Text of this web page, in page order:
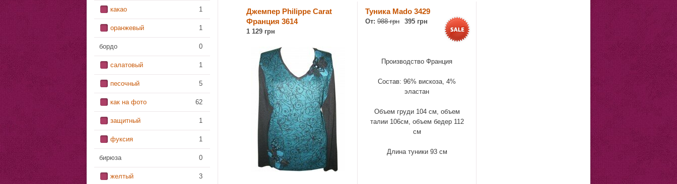
какао 1
оранжевый 1
бордо 0
салатовый 1
песочный 5
как на фото 62
защитный 1
фуксия 1
бирюза 0
желтый 3
Джемпер Philippe Carat
Франция 3614
1 129 грн
Туника Mado 3429
От: 988 грн 395 грн
Производство Франция
Состав: 96% вискоза, 4%
эластан
Объем груди 104 см, объем
талии 106см, объем бедер 112
см
Длина туники 93 см